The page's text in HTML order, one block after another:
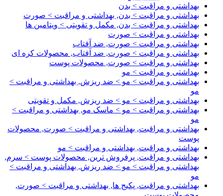
بهداشتی و مراقبت > بدن
بهداشتی و مراقبت > بدن, بهداشتی و مراقبت > صورت
بهداشتی و مراقبت > بدن, مکمل و تقویتی > ویتامین ها
بهداشتی و مراقبت > صورت
بهداشتی و مراقبت > صورت, ضد آفتاب
بهداشتی و مراقبت > صورت, ضد آفتاب, محصولات کره ای
بهداشتی و مراقبت > صورت, محصولات پوست
بهداشتی و مراقبت > مو
بهداشتی و مراقبت > مو > ضد ریزش, بهداشتی و مراقبت >
مو
بهداشتی و مراقبت > مو > ضد ریزش, مکمل و تقویتی
بهداشتی و مراقبت > مو > ماسک مو, بهداشتی و مراقبت >
مو
بهداشتی و مراقبت, بهداشتی و مراقبت > صورت, محصولات
پوست
بهداشتی و مراقبت, بهداشتی و مراقبت > مو
بهداشتی و مراقبت, پرفروش ترین, محصولات پوست > سرم,
بهداشتی و مراقبت > مو > ضد ریزش, بهداشتی و مراقبت >
مو
بهداشتی و مراقبت, پکیج ها, بهداشتی و مراقبت > صورت,